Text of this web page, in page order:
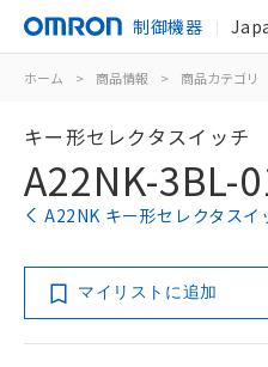
制御機器
ホーム > 商品情報 > 商品カテゴリ
キー形セレクタスイッチ
A22NK-3BL-
A22NK キー形セレクタスイ
マイリストに追加